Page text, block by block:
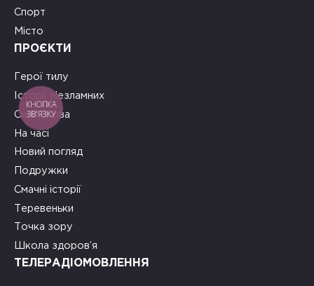
Спорт
Місто
ПРОЄКТИ
Герої тилу
Історії Незламних
Сила слова
На часі
Новий погляд
Подружки
Смачні історії
Теревеньки
Точка зору
Школа здоров’я
ТЕЛЕРАДІОМОВЛЕННЯ
КНОПКА
ЗВ'ЯЗКУ